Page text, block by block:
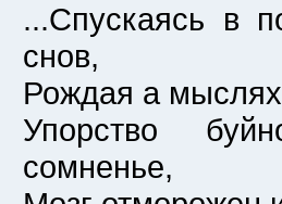
...Спускаясь в
снов,
Рождая а
Упорство
сомненье,